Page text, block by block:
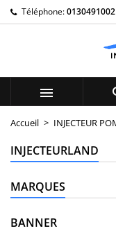
Téléphone:0130491002

Accueil INJECTEUR
INJECTEURLAND
MARQUES
BANNER
My
((title))
Connexion
Vous devez être
votre liste